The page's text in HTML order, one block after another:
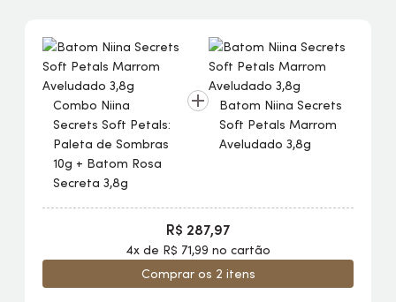
Combo Niina
Secrets Soft Petals:
Paleta de Sombras
10g + Batom Rosa
Secreta 3,8g
Batom Niina Secrets
Soft Petals Marrom
Aveludado 3,8g
R$ 287,97
4x de R$ 71,99 no cartão
Comprar os 2 itens